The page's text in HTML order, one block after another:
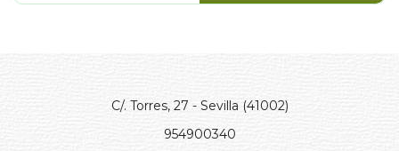
C/. Torres, 27 - Sevilla (41002)
954900340